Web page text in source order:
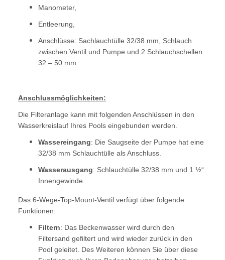
Manometer,
Entleerung,
Anschlüsse: Sachlauchtülle 32/38 mm, Schlauch
zwischen Ventil und Pumpe und 2 Schlauchschellen
32 – 50 mm.
Anschlussmöglichkeiten:
Die Filteranlage kann mit folgenden Anschlüssen in den
Wasserkreislauf Ihres Pools eingebunden werden.
Wassereingang: Die Saugseite der Pumpe hat eine
32/38 mm Schlauchtülle als Anschluss.
Wasserausgang: Schlauchtülle 32/38 mm und 1 ½“
Innengewinde.
Das 6-Wege-Top-Mount-Ventil verfügt über folgende
Funktionen:
Filtern: Das Beckenwasser wird durch den
Filtersand gefiltert und wird wieder zurück in den
Pool geleitet. Des Weiteren können Sie über diese